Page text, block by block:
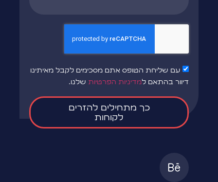
עם שליחת הטופס אתם מסכימים לקבל מאיתינו
דיוור בהתאם למדיניות הפרטיות שלנו.
כך מתחילים להזרים
לקוחות